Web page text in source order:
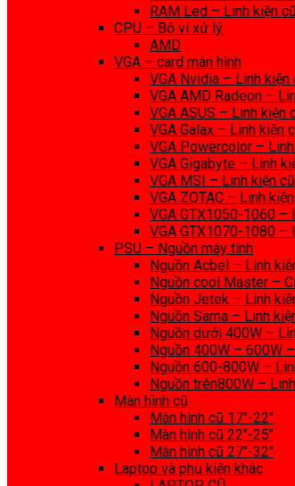
RAM Led – Linh kiện cũ
CPU – Bộ vi xử lý
AMD
VGA – card màn hình
VGA Nvidia – Linh kiện
VGA AMD Radeon –
VGA ASUS – Linh kiện
VGA Galax – Linh kiện
VGA Powercolor –
VGA Gigabyte – Linh
VGA MSI – Linh kiện cũ
VGA ZOTAC – Linh
VGA GTX1050-1060 –
VGA GTX1070-1080 –
PSU – Nguồn máy tính
Nguồn Acbel – Linh
Nguồn cool Master –
Nguồn Jetek – Linh
Nguồn Sama – Linh
Nguồn dưới 400W –
Nguồn 400W – 600W
Nguồn 600-800W –
Nguồn trên800W –
Màn hình cũ
Màn hình cũ 17″-22″
Màn hình cũ 22″-25″
Màn hình cũ 27″-32″
Laptop và phụ kiện khác